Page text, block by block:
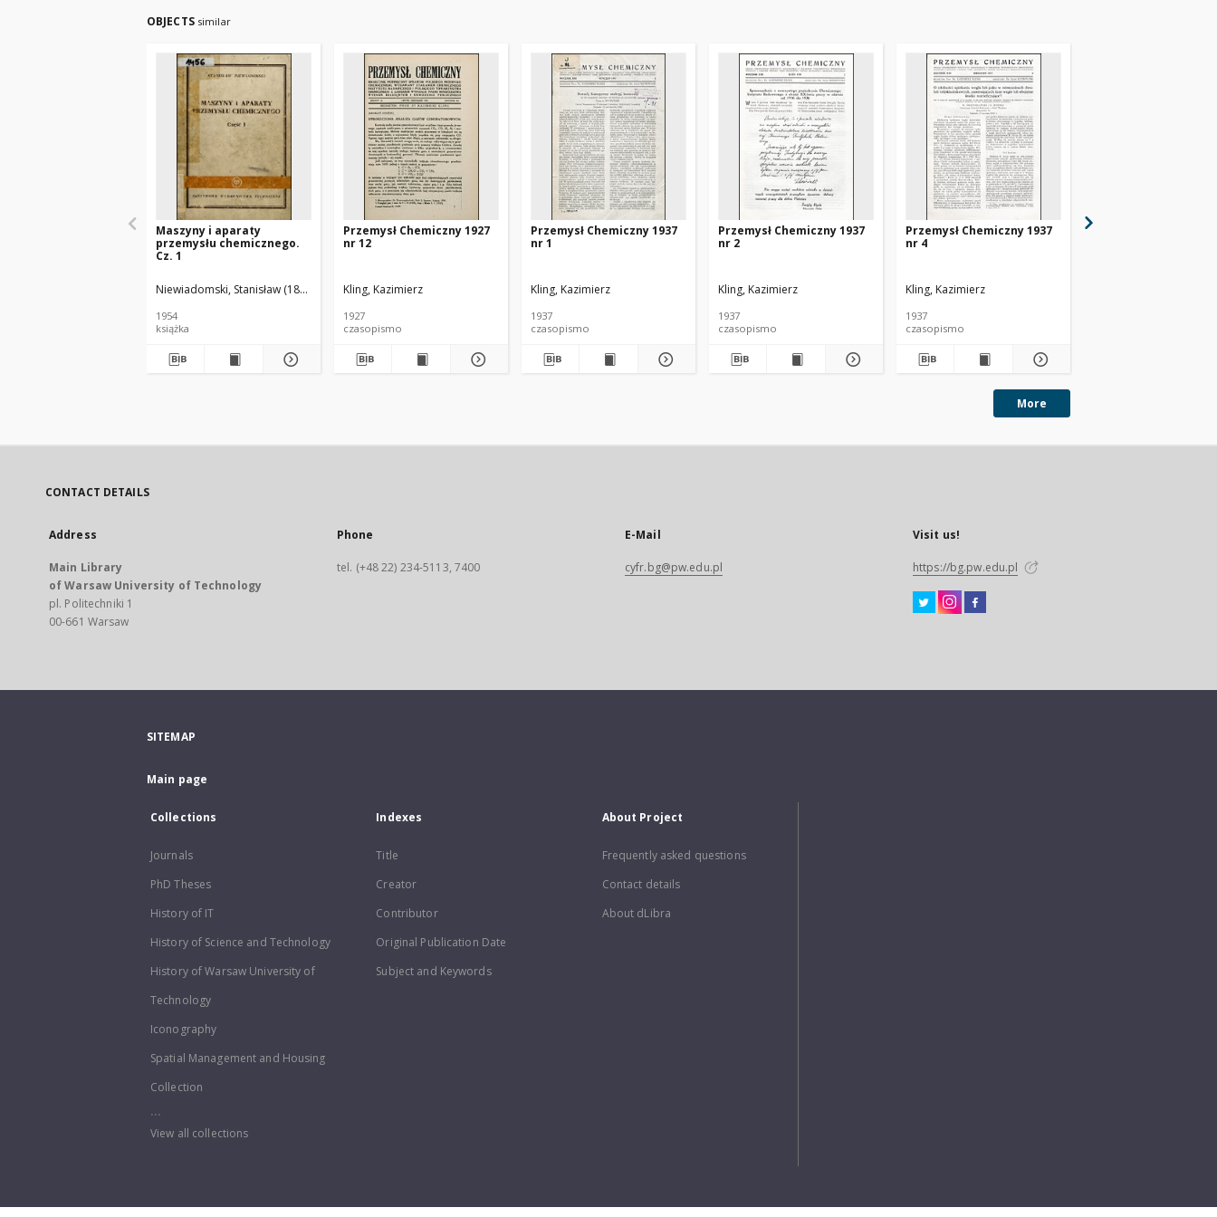
OBJECTS similar
Maszyny i aparaty
przemysłu chemicznego.
Cz. 1
Niewiadomski, Stanisław (1895-1966).
1954
książka
Przemysł Chemiczny 1927
nr 12
Kling, Kazimierz
1927
czasopismo
Przemysł Chemiczny 1937
nr 1
Kling, Kazimierz
1937
czasopismo
Przemysł Chemiczny 1937
nr 2
Kling, Kazimierz
1937
czasopismo
Przemysł Chemiczny 1937
nr 4
Kling, Kazimierz
1937
czasopismo
More
CONTACT DETAILS
Address
Main Library
of Warsaw University of Technology
pl. Politechniki 1
00-661 Warsaw
Phone
tel. (+48 22) 234-5113, 7400
E-Mail
cyfr.bg@pw.edu.pl
Visit us!
https://bg.pw.edu.pl
SITEMAP
Main page
Collections
Journals
PhD Theses
History of IT
History of Science and Technology
History of Warsaw University of
Technology
Iconography
Spatial Management and Housing
Collection
...
View all collections
Indexes
Title
Creator
Contributor
Original Publication Date
Subject and Keywords
About Project
Frequently asked questions
Contact details
About dLibra